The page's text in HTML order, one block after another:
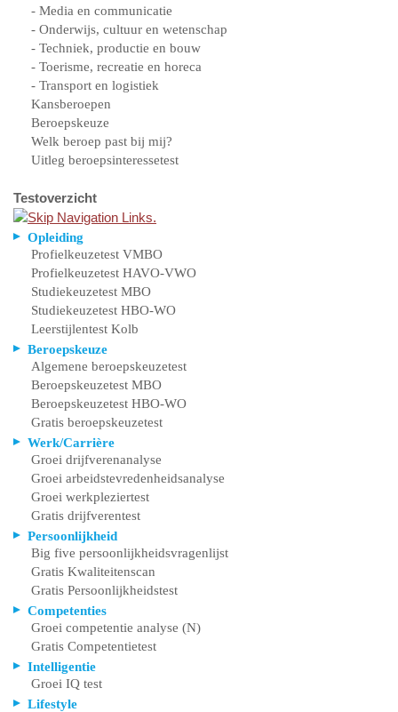
- Media en communicatie
- Onderwijs, cultuur en wetenschap
- Techniek, productie en bouw
- Toerisme, recreatie en horeca
- Transport en logistiek
Kansberoepen
Beroepskeuze
Welk beroep past bij mij?
Uitleg beroepsinteressetest
Testoverzicht
Opleiding
Profielkeuzetest VMBO
Profielkeuzetest HAVO-VWO
Studiekeuzetest MBO
Studiekeuzetest HBO-WO
Leerstijlentest Kolb
Beroepskeuze
Algemene beroepskeuzetest
Beroepskeuzetest MBO
Beroepskeuzetest HBO-WO
Gratis beroepskeuzetest
Werk/Carrière
Groei drijfverenanalyse
Groei arbeidstevredenheidsanalyse
Groei werkpleziertest
Gratis drijfverentest
Persoonlijkheid
Big five persoonlijkheidsvragenlijst
Gratis Kwaliteitenscan
Gratis Persoonlijkheidstest
Competenties
Groei competentie analyse (N)
Gratis Competentietest
Intelligentie
Groei IQ test
Lifestyle